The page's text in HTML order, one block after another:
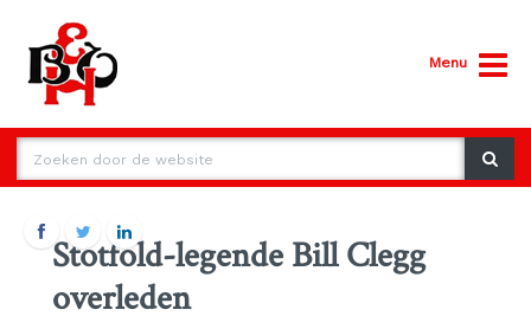
Menu
Stotfold-legende Bill Clegg
overleden